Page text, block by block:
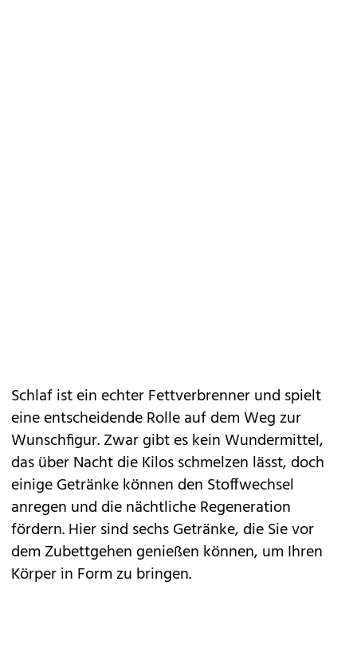
Schlaf ist ein echterFettverbrennerund spielt
eine entscheidende Rolle auf dem Weg zur
Wunschfigur. Zwar gibt es kein Wundermittel,
das über Nacht die Kilos schmelzen lässt, doch
einige Getränke können den Stoffwechsel
anregen und die nächtliche Regeneration
fördern. Hier sind sechs Getränke, die Sie vor
dem Zubettgehen genießen können, um Ihren
Körper in Form zu bringen.